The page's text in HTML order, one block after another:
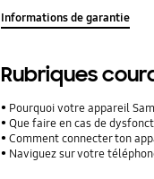
Informations de garantie
Rubriques
Pourquoi votre appareil
Que faire en cas de
Comment connecter ton
Naviguez sur votre